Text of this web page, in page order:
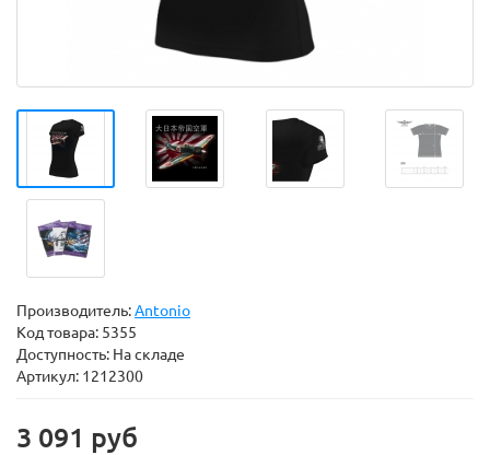
Производитель:Antonio
Код товара: 5355
Доступность: На складе
Артикул: 1212300
3 091 руб